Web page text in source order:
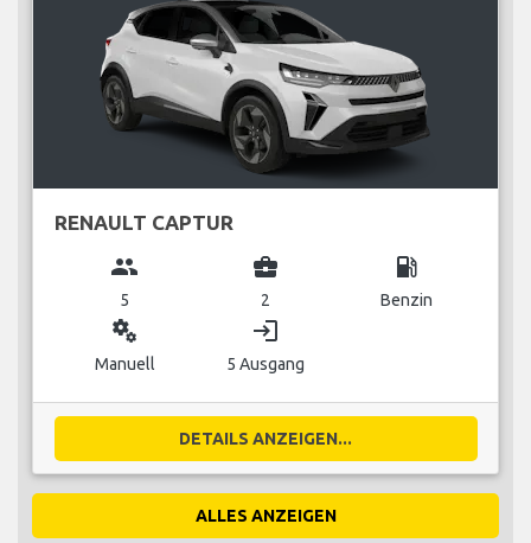
RENAULT CAPTUR
group
5
business_center
2
local_gas_station
Benzin
miscellaneous_services
Manuell
login
5 Ausgang
DETAILS ANZEIGEN...
ALLES ANZEIGEN